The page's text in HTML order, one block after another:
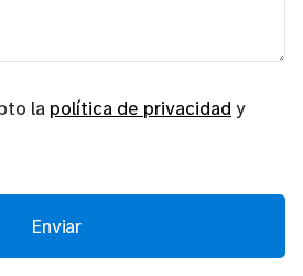
la política de privacidad y